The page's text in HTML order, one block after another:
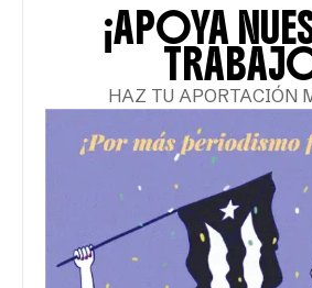
¡APOYA
HAZ TU APORTACIÓN